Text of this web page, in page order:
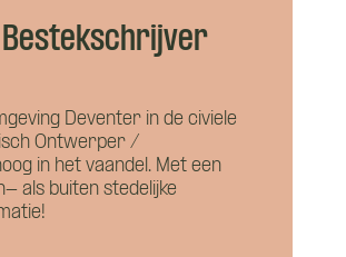
Deventer in de civiele
Ontwerper /
in het vaandel. Met een
als buiten stedelijke